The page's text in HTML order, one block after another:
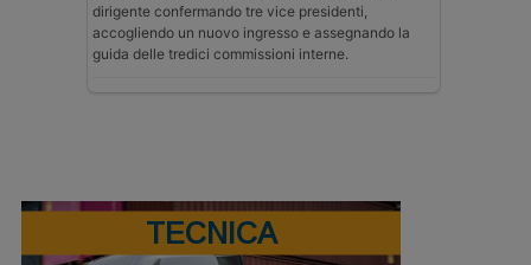
dirigente confermando tre vice presidenti,
accogliendo un nuovo ingresso e assegnando la
guida delle tredici commissioni interne.
TECNICA